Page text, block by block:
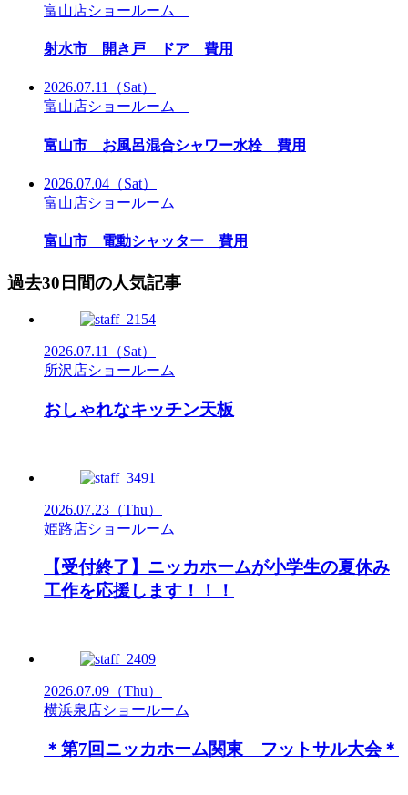
富山店ショールーム
射水市 開き戸 ドア 費用
2026.07.11 （Sat）
富山店ショールーム
富山市 お風呂混合シャワー水栓 費用
2026.07.04 （Sat）
富山店ショールーム
富山市 電動シャッター 費用
過去30日間の人気記事
2026.07.11
（Sat）
所沢店ショールーム
おしゃれなキッチン天板
2026.07.23 （Thu）
姫路店ショールーム
【受付終了】ニッカホームが小学生の夏休み
工作を応援します！！！
2026.07.09 （Thu）
横浜泉店ショールーム
＊第7回ニッカホーム関東 フットサル大会＊